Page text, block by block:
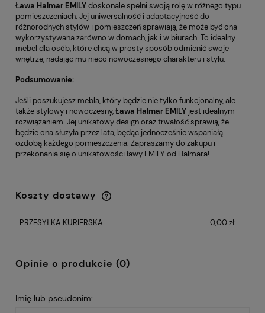
Ława Halmar EMILYdoskonale spełni swoją rolę w różnego typu
pomieszczeniach. Jej uniwersalność i adaptacyjność do
różnorodnych stylów i pomieszczeń sprawiają, że może być ona
wykorzystywana zarówno w domach, jak i w biurach. To idealny
mebel dla osób, które chcą w prosty sposób odmienić swoje
wnętrze, nadając mu nieco nowoczesnego charakteru i stylu.
Podsumowanie:
Jeśli poszukujesz mebla, który będzie nie tylko funkcjonalny, ale
także stylowy i nowoczesny,Ława Halmar EMILY jest idealnym
rozwiązaniem. Jej unikatowy design oraz trwałość sprawią, że
będzie ona służyła przez lata, będąc jednocześnie wspaniałą
ozdobą każdego pomieszczenia. Zapraszamy do zakupu i
przekonania się o unikatowości ławy EMILY od Halmara!
Koszty dostawy
Cena nie zawiera ewentualnych kosztów
PRZESYŁKA KURIERSKA
0,00 zł
Opinie o produkcie (0)
Imię lub pseudonim: